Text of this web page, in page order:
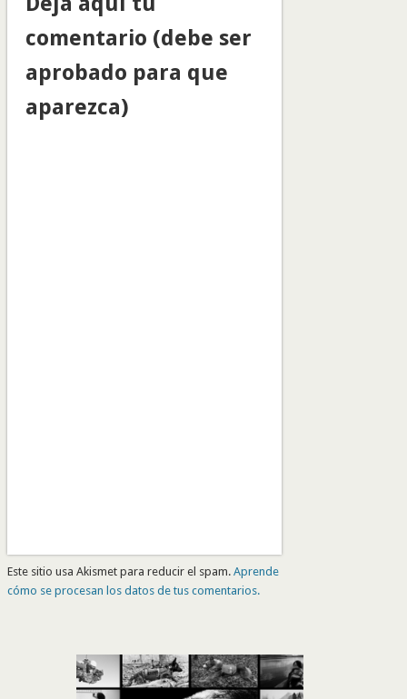
comentario (debe ser
aprobado para que
aparezca)
Este sitio usa Akismet para reducir el spam. Aprende
cómo se procesan los datos de tus comentarios.